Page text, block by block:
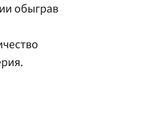
обыграв